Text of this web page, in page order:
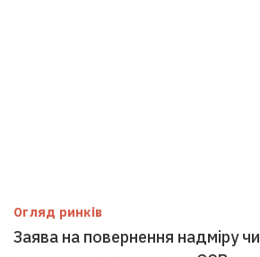
Огляд ринків
Заява на повернення надміру чи